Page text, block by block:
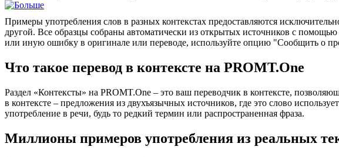
Примеры употребления слов в разных контекстах предоставляются
другой. Все образцы собраны автоматически из открытых источников с
или иную ошибку в оригинале или переводе, используйте опцию "Сообщить о
Что такое перевод в контексте на PROMT.One
Раздел «Контексты» на PROMT.One – это ваш переводчик в контексте,
в контексте – предложения из двухъязычных источников, где это слово
употребление в речи, будь то редкий термин или распространенная фраза.
Миллионы примеров употребления из реальных